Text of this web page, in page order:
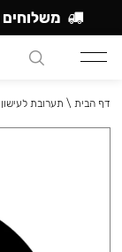
דף הבית \ תערובת לעישון
משלוחים